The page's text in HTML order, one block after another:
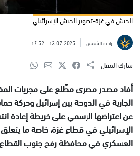
الجيش في غزة-تصوير الجيش الإسرائيلي
راديو الشمس 13.07.2025
17:52
شارك المقال
أفاد مصدر مصري مطّلع على مجريات
الجارية في الدوحة بين إسرائيل وحركة
عن اعتراضها الرسمي على خريطة إعادة
الإسرائيلي في قطاع غزة، خاصة ما يتعلق
العسكري في محافظة رفح جنوب